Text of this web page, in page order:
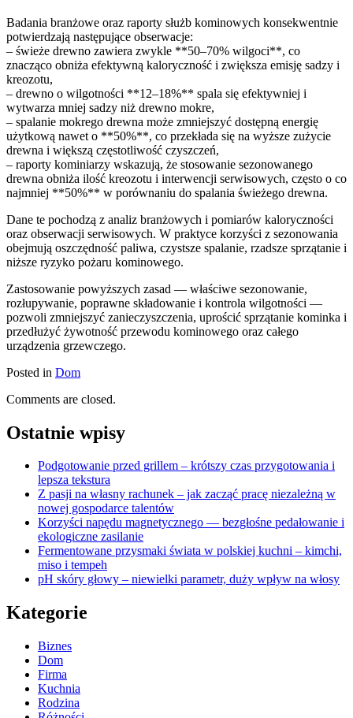
Badania branżowe oraz raporty służb kominowych konsekwentnie
potwierdzają następujące obserwacje:
– świeże drewno zawiera zwykle **50–70% wilgoci**, co
znacząco obniża efektywną kaloryczność i zwiększa emisję sadzy i
kreozotu,
– drewno o wilgotności **12–18%** spala się efektywniej i
wytwarza mniej sadzy niż drewno mokre,
– spalanie mokrego drewna może zmniejszyć dostępną energię
użytkową nawet o **50%**, co przekłada się na wyższe zużycie
drewna i większą częstotliwość czyszczeń,
– raporty kominiarzy wskazują, że stosowanie sezonowanego
drewna obniża ilość kreozotu i interwencji serwisowych, często o co
najmniej **50%** w porównaniu do spalania świeżego drewna.
Dane te pochodzą z analiz branżowych i pomiarów kaloryczności
oraz obserwacji serwisowych. W praktyce korzyści z sezonowania
obejmują oszczędność paliwa, czystsze spalanie, rzadsze sprzątanie i
niższe ryzyko pożaru kominowego.
Zastosowanie powyższych zasad — właściwe sezonowanie,
rozłupywanie, poprawne składowanie i kontrola wilgotności —
pozwoli zmniejszyć zanieczyszczenia, uprościć sprzątanie kominka i
przedłużyć żywotność przewodu kominowego oraz całego
urządzenia grzewczego.
Posted in Dom
Comments are closed.
Ostatnie wpisy
Podgotowanie przed grillem – krótszy czas przygotowania i
lepsza tekstura
Z pasji na własny rachunek – jak zacząć pracę niezależną w
nowej gospodarce talentów
Korzyści napędu magnetycznego — bezgłośne pedałowanie i
ekologiczne zasilanie
Fermentowane przysmaki świata w polskiej kuchni – kimchi,
miso i tempeh
pH skóry głowy – niewielki parametr, duży wpływ na włosy
Kategorie
Biznes
Dom
Firma
Kuchnia
Rodzina